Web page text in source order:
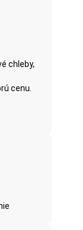
chleby,
cenu.